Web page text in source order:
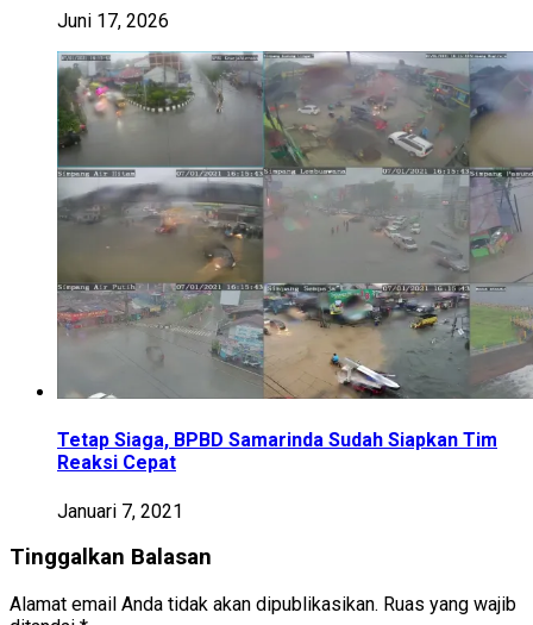
Juni 17, 2026
Tetap Siaga, BPBD Samarinda Sudah Siapkan Tim
Reaksi Cepat
Januari 7, 2021
Tinggalkan Balasan
Alamat email Anda tidak akan dipublikasikan. Ruas yang wajib